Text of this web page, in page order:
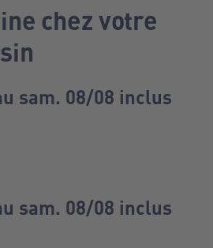
chez votre
sam. 08/08 inclus
sam. 08/08 inclus